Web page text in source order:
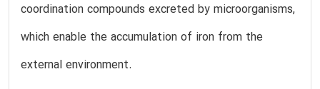
coordination compounds excreted by microorganisms,
which enable the accumulation of iron from the
external environment.